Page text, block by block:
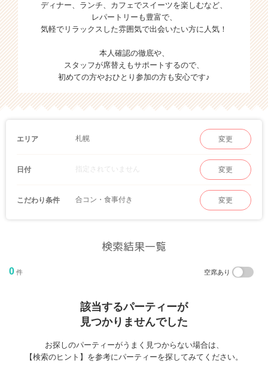
ディナー、ランチ、カフェでスイーツを楽しむなど、
レパートリーも豊富で、
気軽でリラックスした雰囲気で出会いたい方に人気！
本人確認の徹底や、
スタッフが席替えもサポートするので、
初めての方やおひとり参加の方も安心です♪
エリア 札幌 変更
日付 指定されていません 変更
こだわり条件 合コン・食事付き 変更
検索結果一覧
0 件 空席あり
該当するパーティーが
見つかりませんでした
お探しのパーティーがうまく見つからない場合は、
【検索のヒント】を参考にパーティーを探してみてください。